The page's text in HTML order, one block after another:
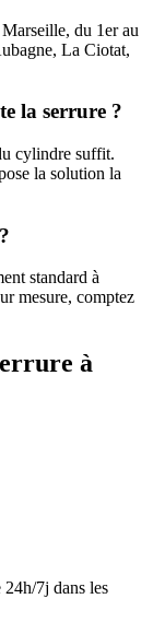
du 1er au
La Ciotat,
la serrure ?
cylindre suffit.
la solution la
standard à
mesure, comptez
à
7j dans les